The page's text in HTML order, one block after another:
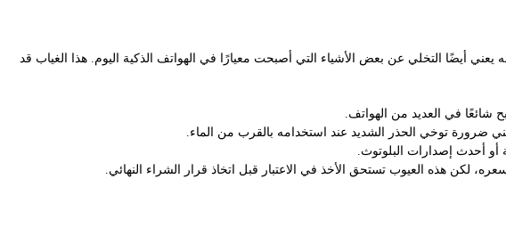
يعني أيضًا التخلي عن بعض الأشياء التي أصبحت معيارًا في الهواتف الذكية اليوم. هذا الغياب قد
شائعًا في العديد من الهواتف.
ضرورة توخي الحذر الشديد عند استخدامه بالقرب من الماء.
أو أحدث إصدارات البلوتوث.
لكن هذه العيوب تستحق الأخذ في الاعتبار قبل اتخاذ قرار الشراء النهائي.